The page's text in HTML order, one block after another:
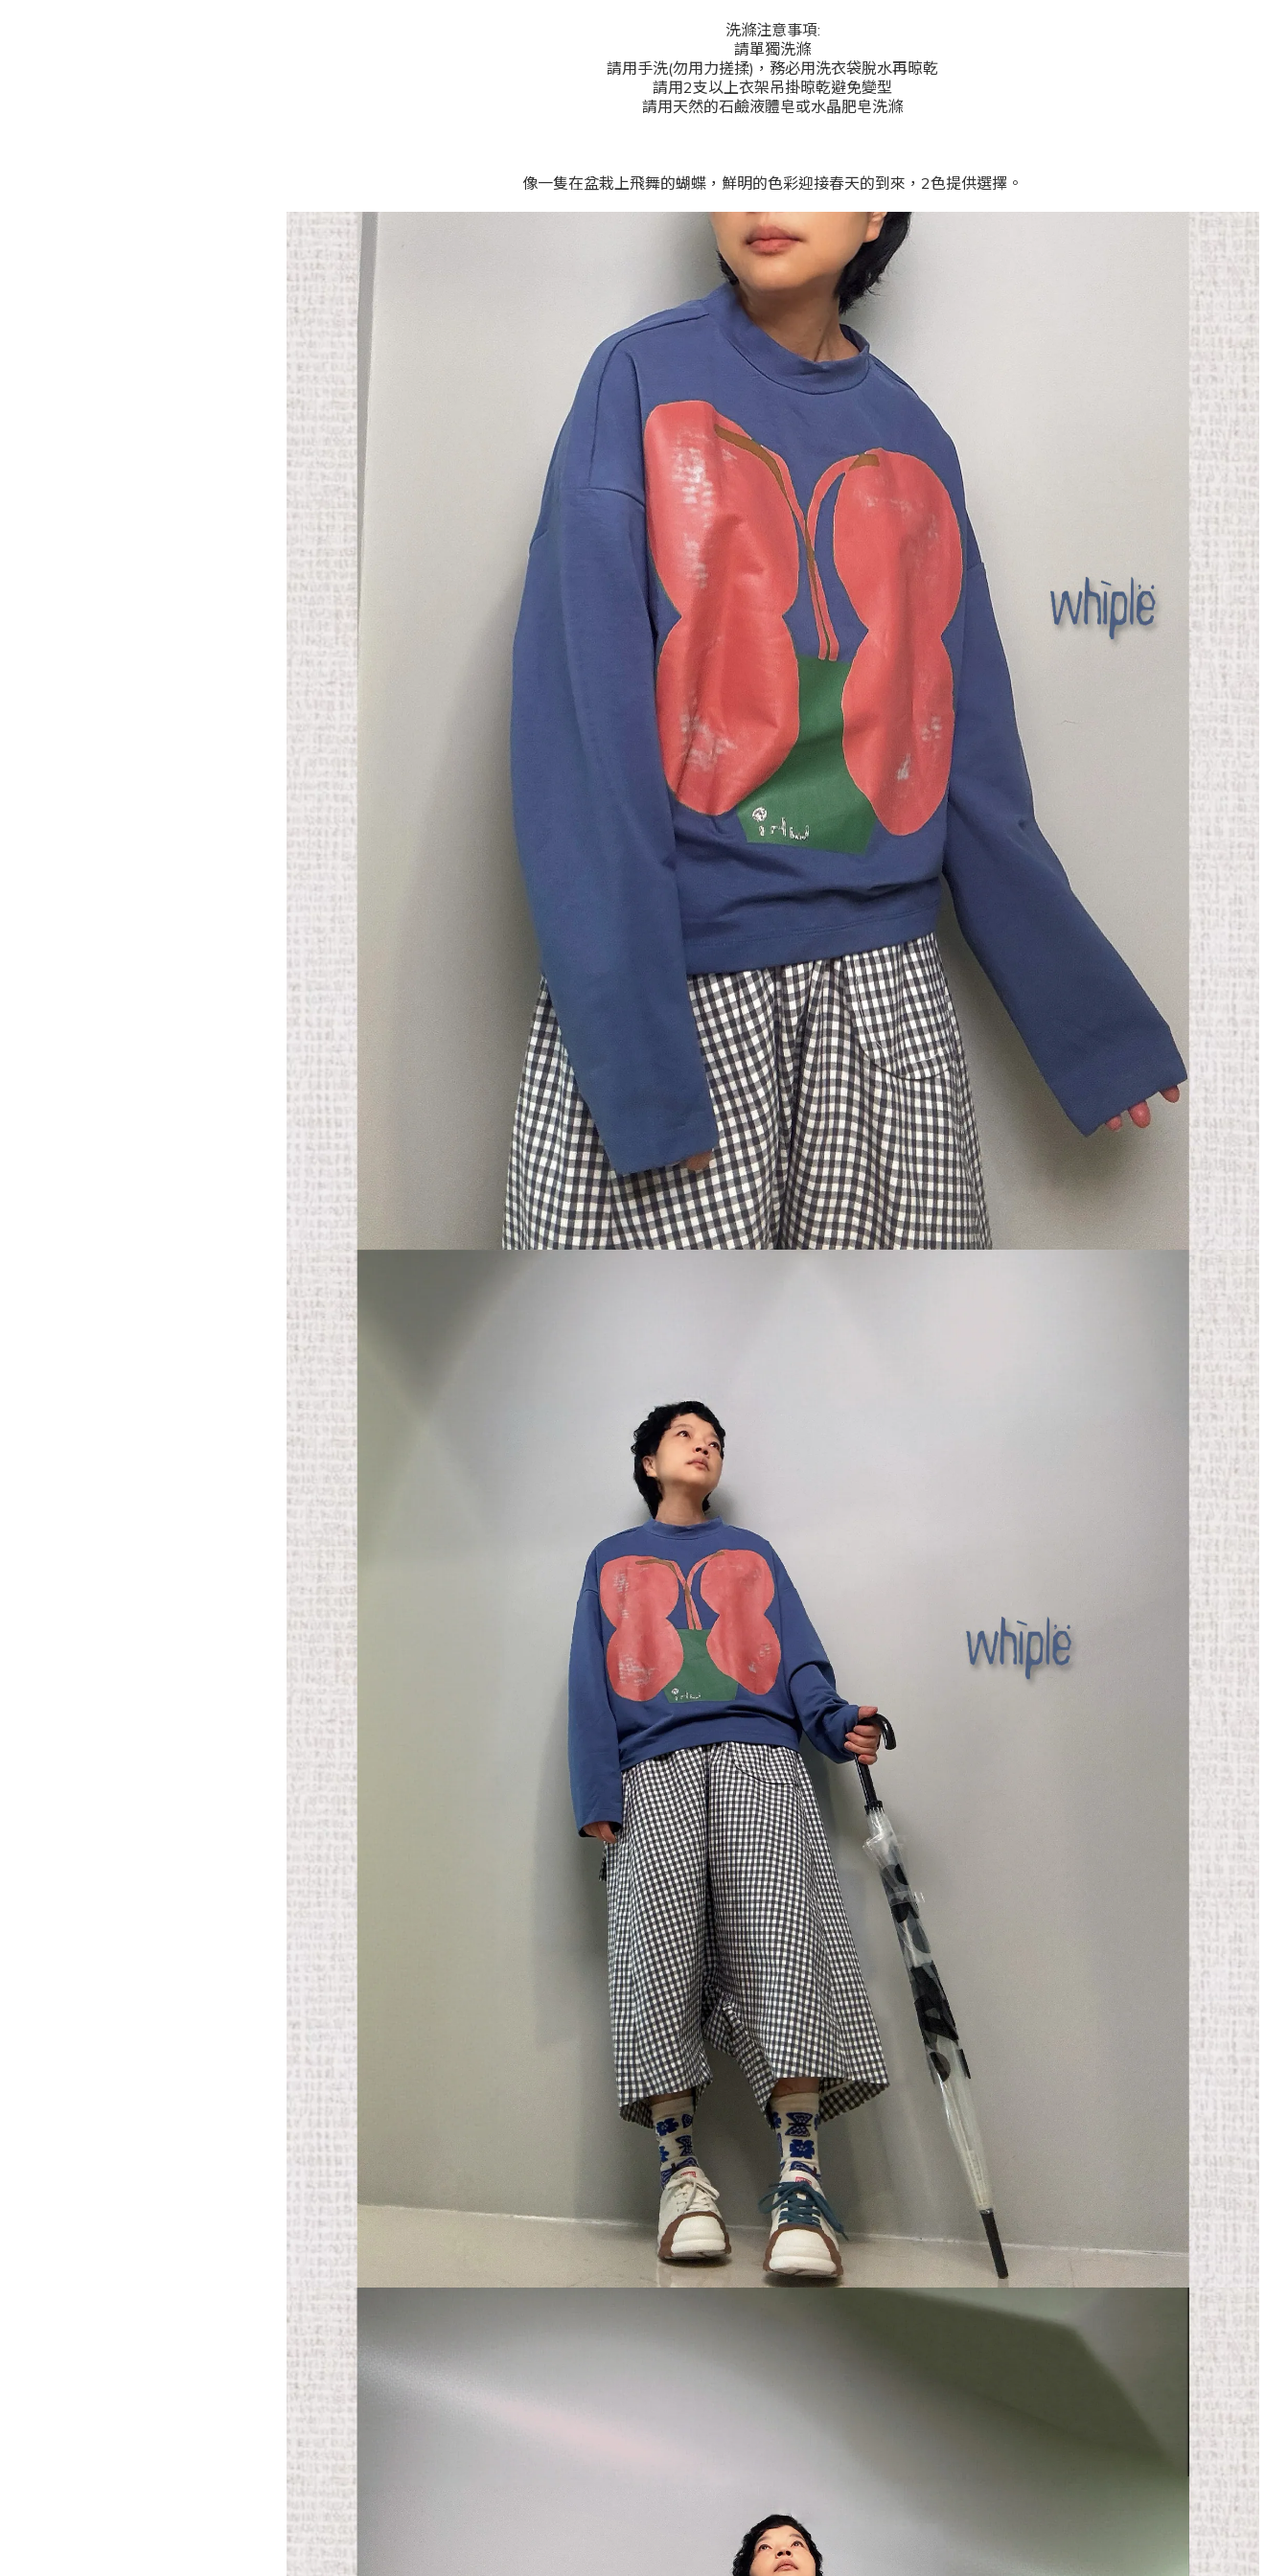
洗滌注意事項:
請單獨洗滌
請用手洗(勿用力搓揉)，務必用洗衣袋脫水再晾乾
請用2支以上衣架吊掛晾乾避免變型
請用天然的石鹼液體皂或水晶肥皂洗滌
像一隻在盆栽上飛舞的蝴蝶，鮮明的色彩迎接春天的到來，2色提供選擇。